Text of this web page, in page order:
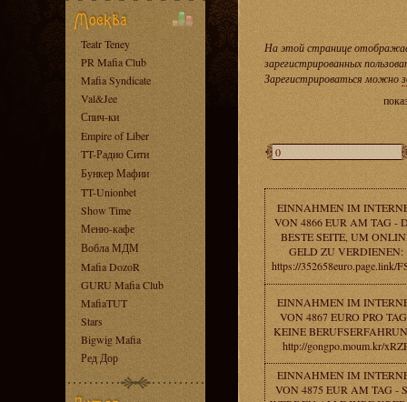
Teatr Teney
PR Mafia Club
Mafia Syndicate
Val&Jee
Спич-ки
Empire of Liber
TT-Радио Сити
Бункер Мафии
TT-Unionbet
Show Time
Меню-кафе
Вобла МДМ
Mafia DozoR
GURU Mafia Club
MafiaTUT
Stars
Bigwig Mafia
Ред Дор
На этой странице
зарегистрированных
Зарегистрироваться можно
EINNAHMEN IM
VON 4866 EUR AM TAG -
BESTE SEITE, UM
GELD ZU VERDIENEN:
https://352658euro.page.link/
EINNAHMEN IM
VON 4867 EURO PRO
KEINE
http://gongpo.moum.kr/
EINNAHMEN IM
VON 4875 EUR AM TAG -